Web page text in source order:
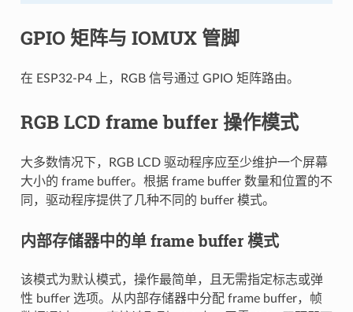
GPIO 矩阵与 IOMUX 管脚
在 ESP32-P4 上，RGB 信号通过 GPIO 矩阵路由。
RGB LCD frame buffer 操作模式
大多数情况下，RGB LCD 驱动程序应至少维护一个屏幕
大小的 frame buffer。根据 frame buffer 数量和位置的不
同，驱动程序提供了几种不同的 buffer 模式。
内部存储器中的单 frame buffer 模式
该模式为默认模式，操作最简单，且无需指定标志或弹
性 buffer 选项。从内部存储器中分配 frame buffer，帧